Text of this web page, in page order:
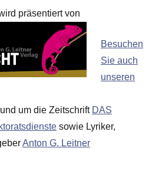
präsentiert von
Besuchen
Sie auch
unseren
um die Zeitschrift DAS
sowie Lyriker,
Anton G. Leitner